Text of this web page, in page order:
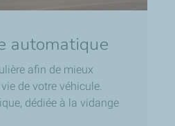
automatique
afin de mieux
de votre véhicule.
dédiée à la vidange